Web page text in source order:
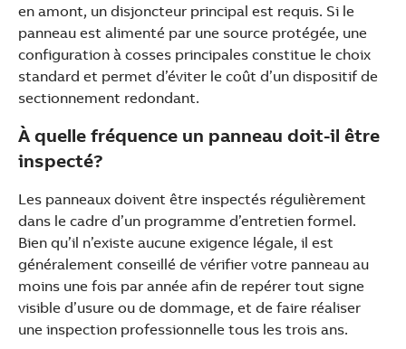
en amont, un disjoncteur principal est requis. Si le
panneau est alimenté par une source protégée, une
configuration à cosses principales constitue le choix
standard et permet d’éviter le coût d’un dispositif de
sectionnement redondant.
À quelle fréquence un panneau doit-il être
inspecté?
Les panneaux doivent être inspectés régulièrement
dans le cadre d’un programme d’entretien formel.
Bien qu’il n’existe aucune exigence légale, il est
généralement conseillé de vérifier votre panneau au
moins une fois par année afin de repérer tout signe
visible d’usure ou de dommage, et de faire réaliser
une inspection professionnelle tous les trois ans.